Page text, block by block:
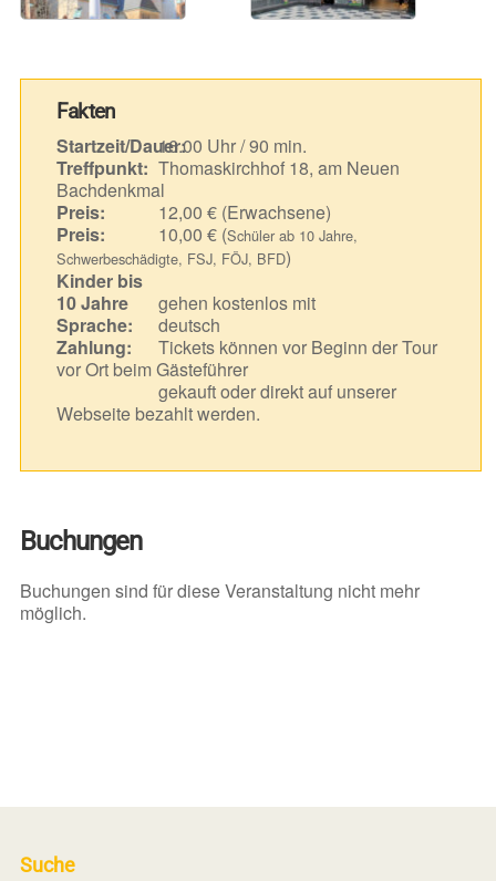
Fakten
Startzeit/Dauer:16.00 Uhr / 90 min.
Treffpunkt: Thomaskirchhof 18, am Neuen
Bachdenkmal
Preis:
12,00 € (Erwachsene)
Preis:
10,00 € (Schüler ab 10 Jahre,
Schwerbeschädigte, FSJ, FÖJ, BFD)
Kinder bis
10 Jahre
gehen kostenlos mit
Sprache:
deutsch
Zahlung:
Tickets können vor Beginn der Tour
vor Ort beim Gästeführer
gekauft oder direkt auf unserer
Webseite bezahlt werden.
Buchungen
Buchungen sind für diese Veranstaltung nicht mehr
möglich.
Suche